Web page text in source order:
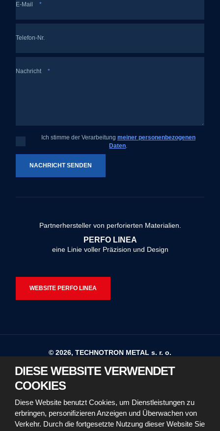
E-Mail *
Telefon-Nr.
Nachricht *
stimme
der
Verarbeitungmeiner
Daten.
Ich stimme der Verarbeitung meiner personenbezogenen
Daten
NACHRICHT SENDEN
nicht
werden
Partnerhersteller von perforierten Materialien.
PERFO LINEA
eine Linie voller Präzision und Design
WEBSITE PERFO LINEA
© 2026, TECHNOTRON METAL s. r. o.
Sitemap Nutzungsbedingungen
Richtlinien für die Verwendung von Cookies
DIESE WEBSITE VERWENDET
COOKIES
Diese Website benutzt Cookies, um Dienstleistungen zu
erbringen, personifizieren Anzeigen und Überwachen von
Verkehr. Durch die fortgesetzte Nutzung dieser Website Sie